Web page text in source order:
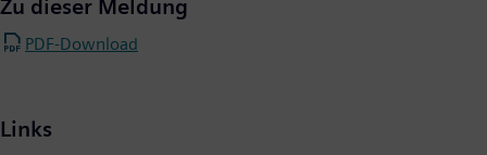
Zu dieser Meldung
PDF-Download
Links